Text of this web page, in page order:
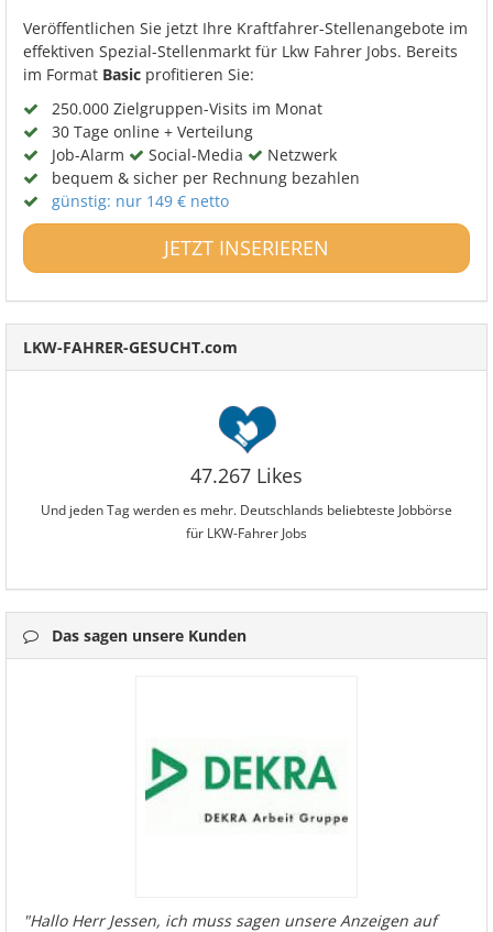
Veröffentlichen Sie jetzt Ihre Kraftfahrer-Stellenangebote im
effektiven Spezial-Stellenmarkt für Lkw Fahrer Jobs. Bereits
im Format Basic profitieren Sie:
250.000 Zielgruppen-Visits im Monat
30 Tage online + Verteilung
Job-Alarm
Social-Media
Netzwerk
bequem & sicher per Rechnung bezahlen
günstig: nur 149 € netto
JETZT INSERIEREN
LKW-FAHRER-GESUCHT.com
47.267 Likes
Und jeden Tag werden es mehr. Deutschlands beliebteste Jobbörse
für LKW-Fahrer Jobs
Das sagen unsere Kunden
"Hallo Herr Jessen, ich muss sagen unsere Anzeigen auf